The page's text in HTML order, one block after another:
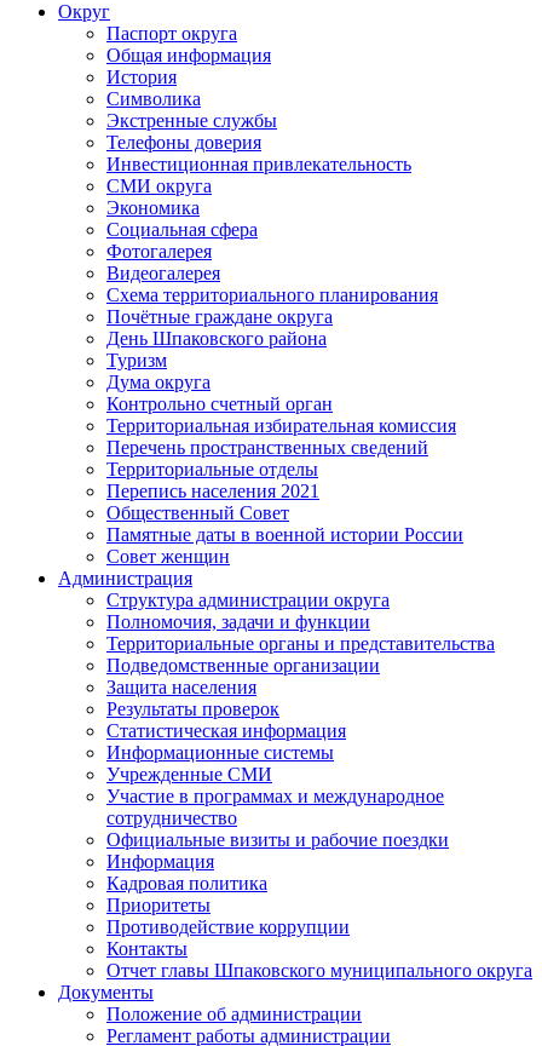
Округ
Паспорт округа
Общая информация
История
Символика
Экстренные службы
Телефоны доверия
Инвестиционная привлекательность
СМИ округа
Экономика
Социальная сфера
Фотогалерея
Видеогалерея
Схема территориального планирования
Почётные граждане округа
День Шпаковского района
Туризм
Дума округа
Контрольно счетный орган
Территориальная избирательная комиссия
Перечень пространственных сведений
Территориальные отделы
Перепись населения 2021
Общественный Совет
Памятные даты в военной истории России
Совет женщин
Администрация
Структура администрации округа
Полномочия, задачи и функции
Территориальные органы и представительства
Подведомственные организации
Защита населения
Результаты проверок
Статистическая информация
Информационные системы
Учрежденные СМИ
Участие в программах и международное
сотрудничество
Официальные визиты и рабочие поездки
Информация
Кадровая политика
Приоритеты
Противодействие коррупции
Контакты
Отчет главы Шпаковского муниципального округа
Документы
Положение об администрации
Регламент работы администрации